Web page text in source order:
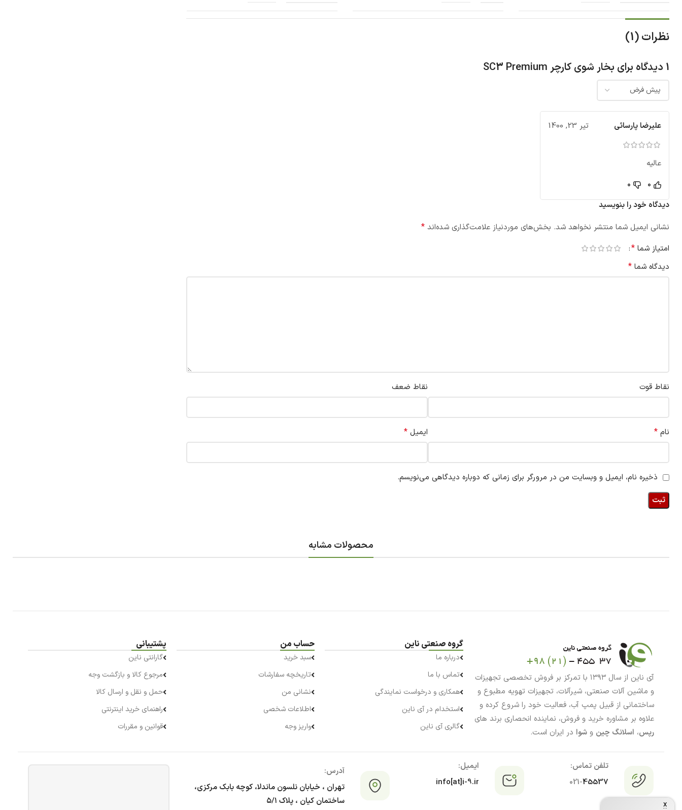
نظرات (1)
1 دیدگاه برای بخار شوی کارچر SC3 Premium
علیرضا پارسائی تیر 23, 1400
عالیه
0
0
دیدگاه خود را بنویسید
نشانی ایمیل شما منتشر نخواهد شد. بخش‌های موردنیاز علامت‌گذاری شده‌اند *
امتیاز شما *
دیدگاه شما *
نقاط قوت نقاط ضعف
نام * ایمیل *
ذخیره نام، ایمیل و وبسایت من در مرورگر برای زمانی که دوباره دیدگاهی می‌نویسم.
محصولات مشابه
آی ناین از سال ۱۳۹۳ با تمرکز بر فروش تخصصی تجهیزات
و ماشین آلات صنعتی، شیرآلات، تجهیزات تهویه مطبوع و
ساختمانی از قبیل پمپ آب، فعالیت خود را شروع کرده و
علاوه بر مشاوره خرید و فروش، نماینده انحصاری برند های
رپس، اسلانگ چین و شوا در ایران است.
گروه صنعتی ناین
درباره ما
تماس با ما
همکاری و درخواست نمایندگی
استخدام در آی ناین
گالری آی ناین
حساب من
سبد خرید
تاریخچه سفارشات
نشانی من
اطلاعات شخصی
واریز وجه
پشتیبانی
گارانتی ناین
مرجوع کالا و بازگشت وجه
حمل و نقل و ارسال کالا
راهنمای خرید اینترنتی
قوانین و مقررات
تلفن تماس:
021-45537
ایمیل:
info[at]i-9.ir
آدرس:
تهران ، خیابان نلسون ماندلا، کوچه بابک مرکزی،
ساختمان کیان ، پلاک ۵/۱
x